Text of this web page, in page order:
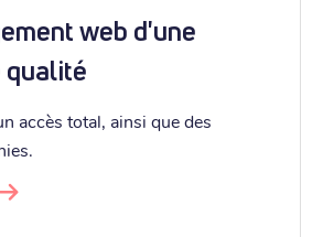
web d'une
qualité
accès total, ainsi que des